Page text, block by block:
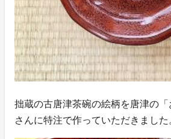
拙蔵の古唐津茶碗の絵柄を唐津の「
さんに特注で作っていただきました